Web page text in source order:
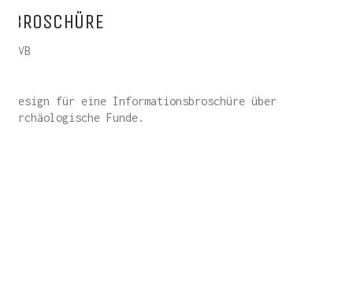
BROSCHÜRE
KVB
Design für eine Informationsbroschüre über
archäologische Funde.